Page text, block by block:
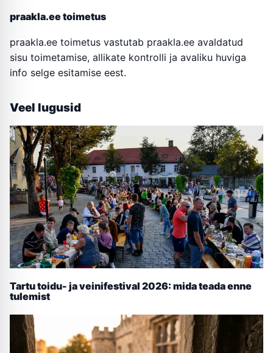
praakla.ee toimetus
praakla.ee toimetus vastutab praakla.ee avaldatud
sisu toimetamise, allikate kontrolli ja avaliku huviga
info selge esitamise eest.
Veel lugusid
Tartu toidu- ja veinifestival 2026: mida teada enne
tulemist